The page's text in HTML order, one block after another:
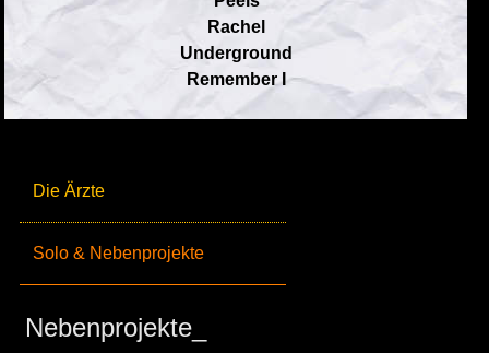
Die Ärzte
Solo & Nebenprojekte
Nebenprojekte_
Rachel
Underground
Remember I